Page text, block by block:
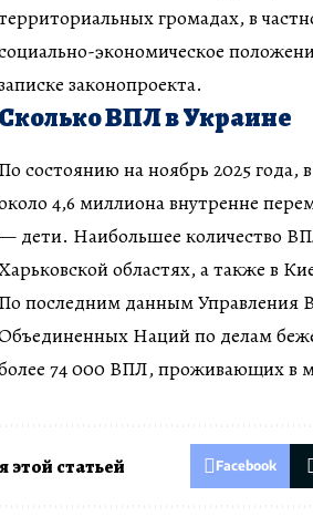
громадах, в
экономическое
законопроекта.
Сколько ВПЛ в Украине
По состоянию на ноябрь 2025 года,
4,6 миллиона внутренне
дети. Наибольшее количество
областях, а также в
По последним данным Управления
Наций по делам
74 000 ВПЛ, проживающих в
этой статьей Facebook